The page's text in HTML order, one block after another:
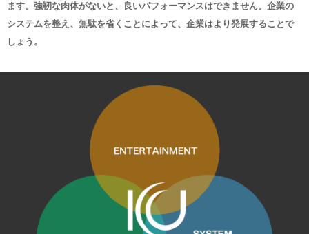
ます。強靭な肉体がないと、良いパフォーマンスはできません。企業の
システムを整え、無駄を省くことによって、企業はより発展することで
しょう。